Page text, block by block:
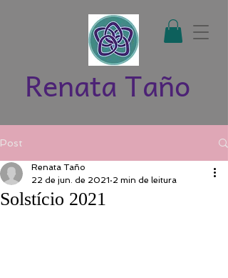
Renata Taño
Post
Solstício 2021
Renata Taño
22 de jun. de 2021 2 min de leitura